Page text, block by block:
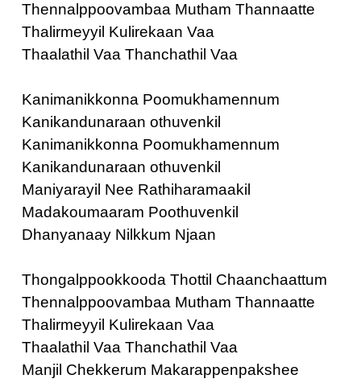
Thennalppoovambaa Mutham Thannaatte
Thalirmeyyil Kulirekaan Vaa
Thaalathil Vaa Thanchathil Vaa
Kanimanikkonna Poomukhamennum
Kanikandunaraan othuvenkil
Kanimanikkonna Poomukhamennum
Kanikandunaraan othuvenkil
Maniyarayil Nee Rathiharamaakil
Madakoumaaram Poothuvenkil
Dhanyanaay Nilkkum Njaan
Thongalppookkooda Thottil Chaanchaattum
Thennalppoovambaa Mutham Thannaatte
Thalirmeyyil Kulirekaan Vaa
Thaalathil Vaa Thanchathil Vaa
Manjil Chekkerum Makarappenpakshee